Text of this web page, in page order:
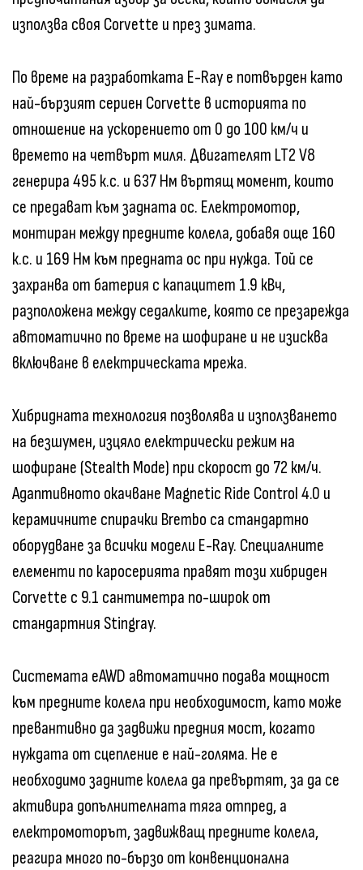
използва своя Corvette и през зимата.
По време на разработката E-Ray е потвърден като
най-бързият сериен Corvette в историята по
отношение на ускорението от 0 до 100 км/ч и
времето на четвърт миля. Двигателят LT2 V8
генерира 495 к.с. и 637 Нм въртящ момент, които
се предават към задната ос. Електромотор,
монтиран между предните колела, добавя още 160
к.с. и 169 Нм към предната ос при нужда. Той се
захранва от батерия с капацитет 1.9 кВч,
разположена между седалките, която се презарежда
автоматично по време на шофиране и не изисква
включване в електрическата мрежа.
Хибридната технология позволява и използването
на безшумен, изцяло електрически режим на
шофиране (Stealth Mode) при скорост до 72 км/ч.
Адаптивното окачване Magnetic Ride Control 4.0 и
керамичните спирачки Brembo са стандартно
оборудване за всички модели E-Ray. Специалните
елементи по каросерията правят този хибриден
Corvette с 9.1 сантиметра по-широк от
стандартния Stingray.
Системата eAWD автоматично подава мощност
към предните колела при необходимост, като може
превантивно да задвижи предния мост, когато
нуждата от сцепление е най-голяма. Не е
необходимо задните колела да превъртят, за да се
активира допълнителната тяга отпред, а
електромоторът, задвижващ предните колела,
реагира много по-бързо от конвенционална